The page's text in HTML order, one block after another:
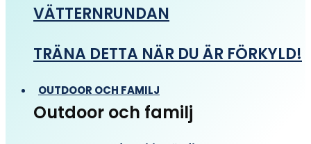
VÄTTERNRUNDAN
TRÄNA DETTA NÄR DU ÄR FÖRKYLD!
OUTDOOR OCH FAMILJ
Outdoor och familj